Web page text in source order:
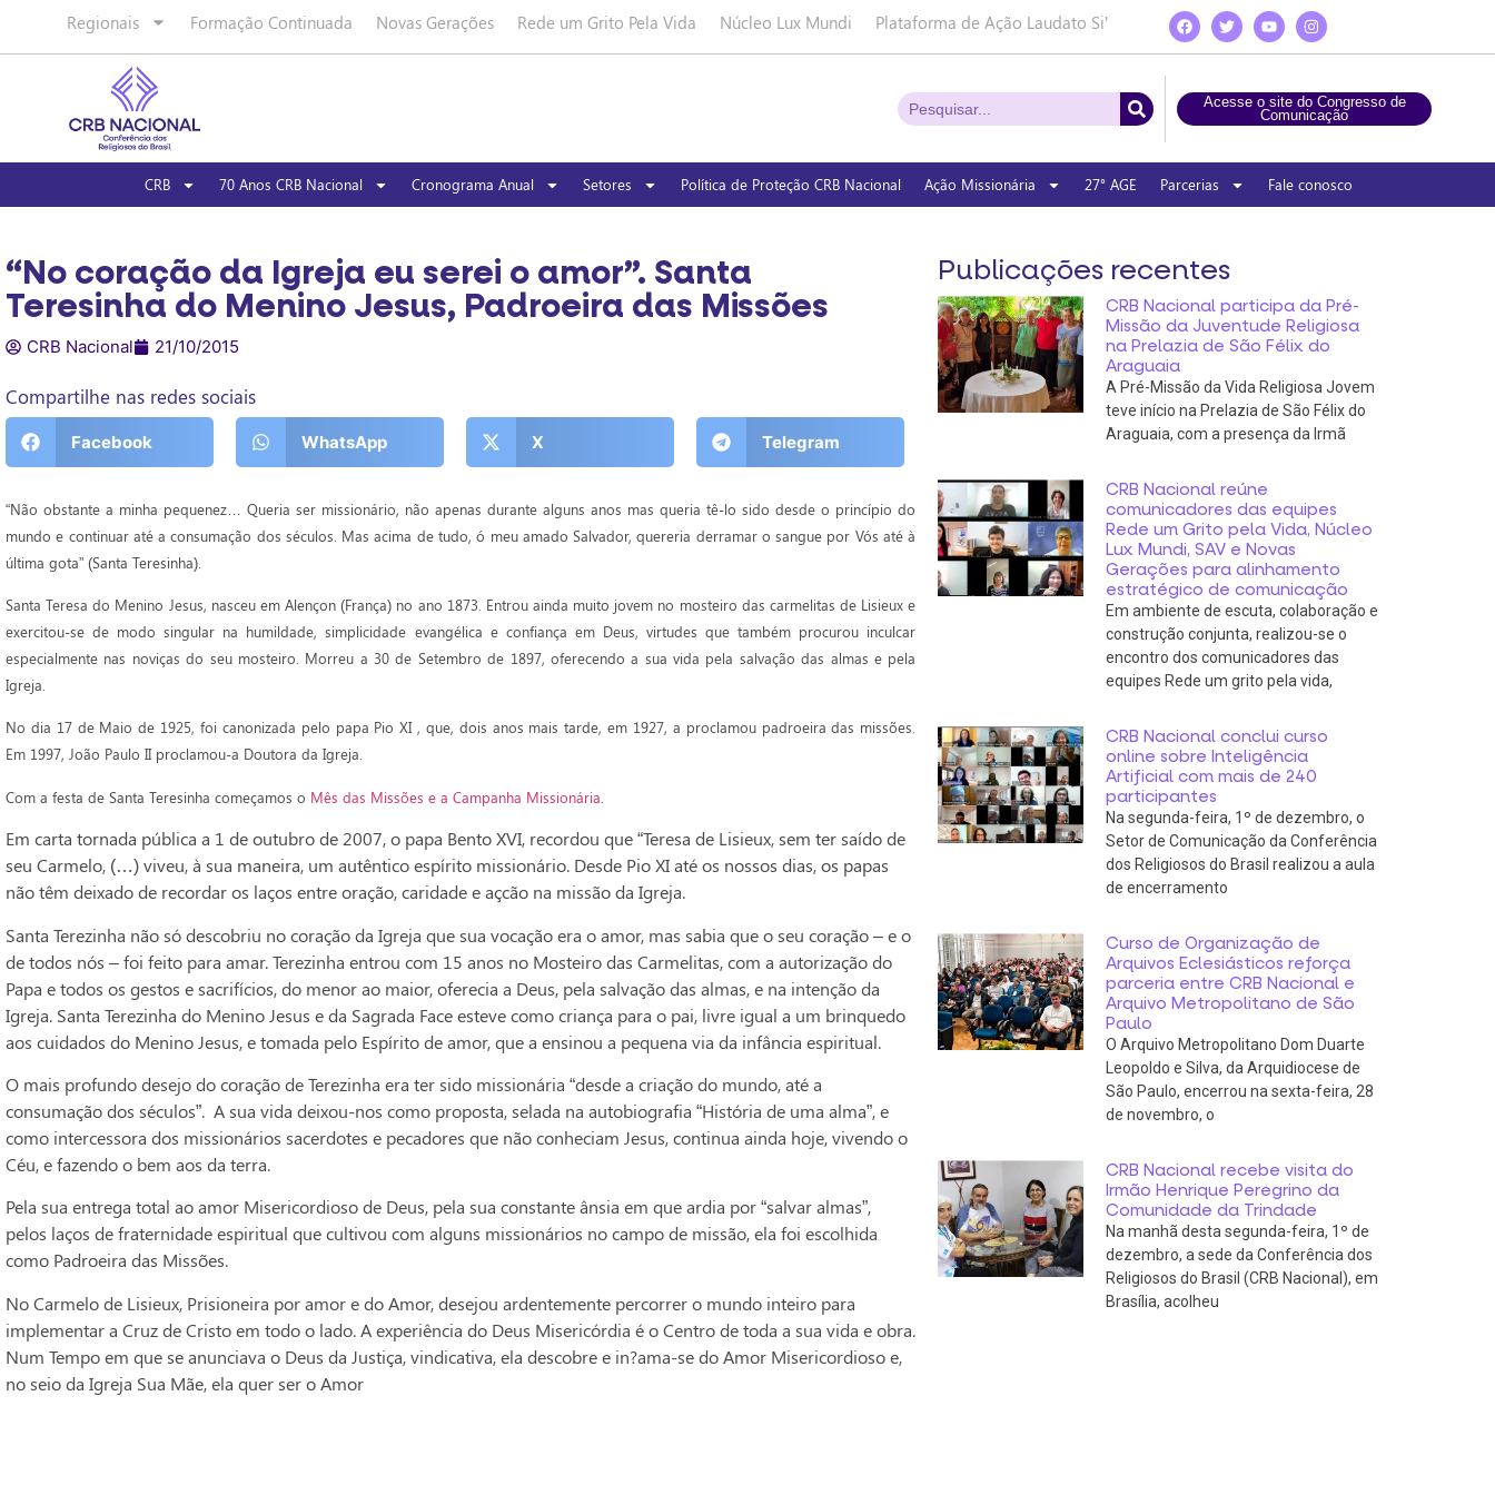
Regionais Formação Continuada Novas Gerações Rede um Grito Pela Vida Núcleo Lux Mundi Plataforma de Ação Laudato Si’
Acesse o site do Congresso de
Comunicação
CRB 70 Anos CRB Nacional Cronograma Anual Setores Política de Proteção CRB Nacional Ação Missionária 27° AGE Parcerias Fale conosco
“No coração da Igreja eu serei o amor”. Santa
Teresinha do Menino Jesus, Padroeira das Missões
CRB Nacional 21/10/2015
Compartilhe nas redes sociais
Facebook WhatsApp X Telegram
“Não obstante a minha pequenez… Queria ser missionário, não apenas durante alguns anos mas queria tê-lo sido desde o princípio do
mundo e continuar até a consumação dos séculos. Mas acima de tudo, ó meu amado Salvador, quereria derramar o sangue por Vós até à
última gota” (Santa Teresinha).
Santa Teresa do Menino Jesus, nasceu em Alençon (França) no ano 1873. Entrou ainda muito jovem no mosteiro das carmelitas de Lisieux e
exercitou-se de modo singular na humildade, simplicidade evangélica e confiança em Deus, virtudes que também procurou inculcar
especialmente nas noviças do seu mosteiro. Morreu a 30 de Setembro de 1897, oferecendo a sua vida pela salvação das almas e pela
Igreja.
No dia 17 de Maio de 1925, foi canonizada pelo papa Pio XI , que, dois anos mais tarde, em 1927, a proclamou padroeira das missões.
Em 1997, João Paulo II proclamou-a Doutora da Igreja.
Com a festa de Santa Teresinha começamos o Mês das Missões e a Campanha Missionária
Em carta tornada pública a 1 de outubro de 2007, o papa Bento XVI, recordou que “Teresa de Lisieux, sem ter saído de
seu Carmelo, (…) viveu, à sua maneira, um autêntico espírito missionário. Desde Pio XI até os nossos dias, os papas
não têm deixado de recordar os laços entre oração, caridade e açcão na missão da Igreja.
Santa Terezinha não só descobriu no coração da Igreja que sua vocação era o amor, mas sabia que o seu coração – e o
de todos nós – foi feito para amar. Terezinha entrou com 15 anos no Mosteiro das Carmelitas, com a autorização do
Papa e todos os gestos e sacrifícios, do menor ao maior, oferecia a Deus, pela salvação das almas, e na intenção da
Igreja. Santa Terezinha do Menino Jesus e da Sagrada Face esteve como criança para o pai, livre igual a um brinquedo
aos cuidados do Menino Jesus, e tomada pelo Espírito de amor, que a ensinou a pequena via da infância espiritual.
O mais profundo desejo do coração de Terezinha era ter sido missionária “desde a criação do mundo, até a
consumação dos séculos”. A sua vida deixou-nos como proposta, selada na autobiografia “História de uma alma”, e
como intercessora dos missionários sacerdotes e pecadores que não conheciam Jesus, continua ainda hoje, vivendo o
Céu, e fazendo o bem aos da terra.
Pela sua entrega total ao amor Misericordioso de Deus, pela sua constante ânsia em que ardia por “salvar almas”,
pelos laços de fraternidade espiritual que cultivou com alguns missionários no campo de missão, ela foi escolhida
como Padroeira das Missões.
No Carmelo de Lisieux, Prisioneira por amor e do Amor, desejou ardentemente percorrer o mundo inteiro para
implementar a Cruz de Cristo em todo o lado. A experiência do Deus Misericórdia é o Centro de toda a sua vida e obra.
Num Tempo em que se anunciava o Deus da Justiça, vindicativa, ela descobre e in?ama-se do Amor Misericordioso e,
no seio da Igreja Sua Mãe, ela quer ser o Amor
Publicações recentes
CRB Nacional participa da Pré-
Missão da Juventude Religiosa
na Prelazia de São Félix do
Araguaia
A Pré-Missão da Vida Religiosa Jovem
teve início na Prelazia de São Félix do
Araguaia, com a presença da Irmã
CRB Nacional reúne
comunicadores das equipes
Rede um Grito pela Vida, Núcleo
Lux Mundi, SAV e Novas
Gerações para alinhamento
estratégico de comunicação
Em ambiente de escuta, colaboração e
construção conjunta, realizou-se o
encontro dos comunicadores das
equipes Rede um grito pela vida,
CRB Nacional conclui curso
online sobre Inteligência
Artificial com mais de 240
participantes
Na segunda-feira, 1º de dezembro, o
Setor de Comunicação da Conferência
dos Religiosos do Brasil realizou a aula
de encerramento
Curso de Organização de
Arquivos Eclesiásticos reforça
parceria entre CRB Nacional e
Arquivo Metropolitano de São
Paulo
O Arquivo Metropolitano Dom Duarte
Leopoldo e Silva, da Arquidiocese de
São Paulo, encerrou na sexta-feira, 28
de novembro, o
CRB Nacional recebe visita do
Irmão Henrique Peregrino da
Comunidade da Trindade
Na manhã desta segunda-feira, 1º de
dezembro, a sede da Conferência dos
Religiosos do Brasil (CRB Nacional), em
Brasília, acolheu